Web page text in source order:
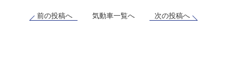
前の投稿へ 気動車一覧へ 次の投稿へ